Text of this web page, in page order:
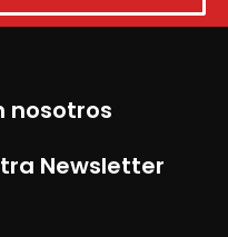
nosotros
Newsletter